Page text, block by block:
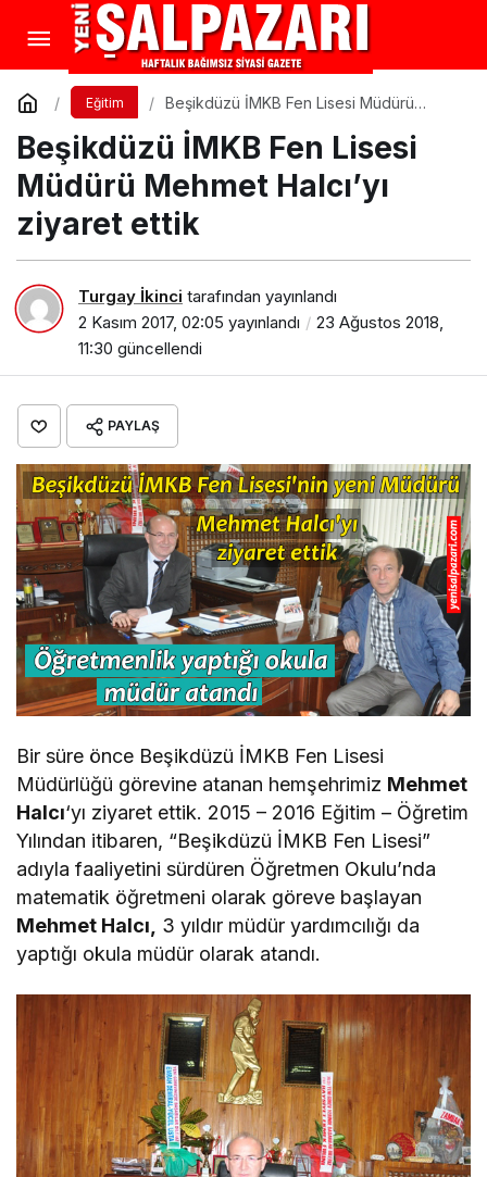
Eğitim
Beşikdüzü İMKB Fen Lisesi Müdürü
Beşikdüzü İMKB Fen Lisesi
Müdürü Mehmet Halcı’yı
ziyaret ettik
Turgay İkinci tarafından yayınlandı
2 Kasım 2017, 02:05 yayınlandı
23 Ağustos 2018,
11:30 güncellendi
PAYLAŞ
Bir süre önce Beşikdüzü İMKB Fen Lisesi
Müdürlüğü görevine atanan hemşehrimiz Mehmet
Halcı‘yı ziyaret ettik. 2015 – 2016 Eğitim – Öğretim
Yılından itibaren, “Beşikdüzü İMKB Fen Lisesi”
adıyla faaliyetini sürdüren Öğretmen Okulu’nda
matematik öğretmeni olarak göreve başlayan
Mehmet Halcı,
3 yıldır müdür yardımcılığı da
yaptığı okula müdür olarak atandı.